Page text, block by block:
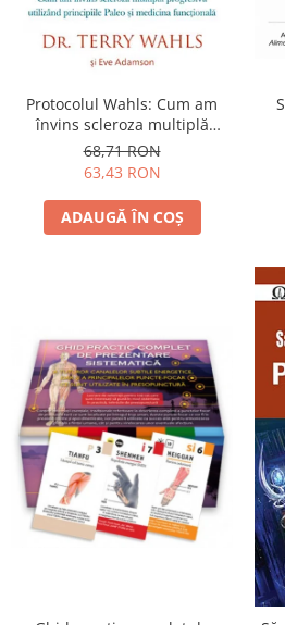
Protocolul Wahls: Cum am
învins scleroza multiplă
progresivă utilizând
principiile Paleo şi medicina
funcţională
68,71 RON
63,43 RON
ADAUGĂ ÎN COȘ